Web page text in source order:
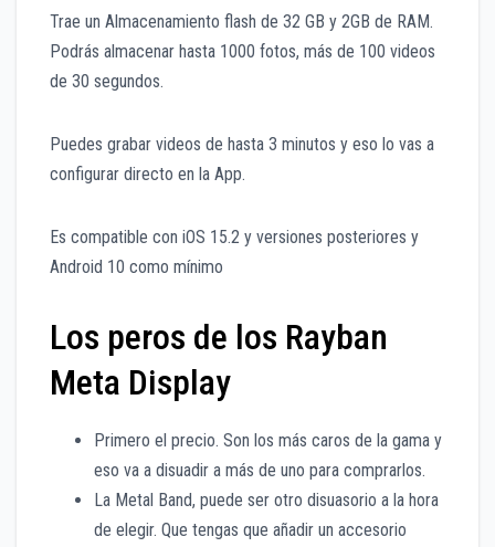
Trae un Almacenamiento flash de 32 GB y 2GB de RAM.
Podrás almacenar hasta 1000 fotos, más de 100 videos
de 30 segundos.
Puedes grabar videos de hasta 3 minutos y eso lo vas a
configurar directo en la App.
Es compatible con iOS 15.2 y versiones posteriores y
Android 10 como mínimo
Los peros de los Rayban
Meta Display
Primero el precio. Son los más caros de la gama y
eso va a disuadir a más de uno para comprarlos.
La Metal Band, puede ser otro disuasorio a la hora
de elegir. Que tengas que añadir un accesorio